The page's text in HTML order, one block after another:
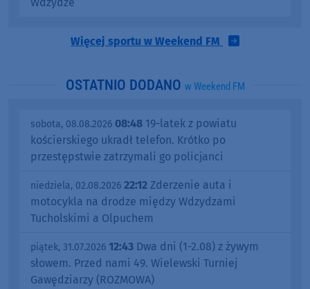
Więcej sportu w Weekend FM
OSTATNIO DODANO w Weekend FM
sobota, 08.08.2026 08:48 19-latek z powiatu
kościerskiego ukradł telefon. Krótko po
przestępstwie zatrzymali go policjanci
niedziela, 02.08.2026 22:12 Zderzenie auta i
motocykla na drodze między Wdzydzami
Tucholskimi a Olpuchem
piątek, 31.07.2026 12:43 Dwa dni (1-2.08) z żywym
słowem. Przed nami 49. Wielewski Turniej
Gawędziarzy (ROZMOWA)